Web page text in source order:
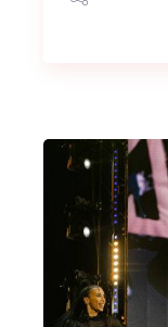
Cookies Policy